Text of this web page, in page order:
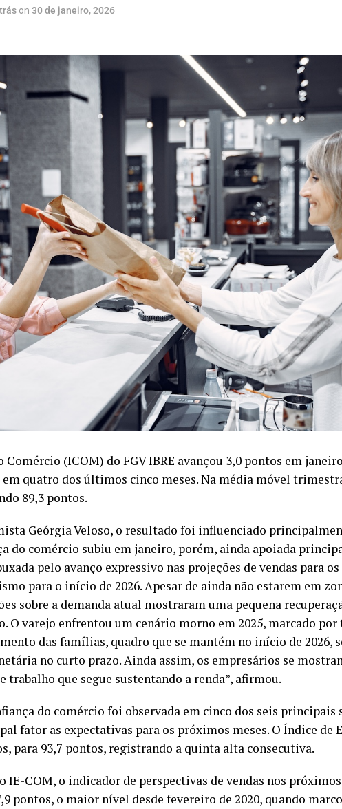
on 30 de janeiro, 2026
Comércio (ICOM) do FGV IBRE avançou 3,0 pontos em
quatro dos últimos cinco meses. Na média móvel
89,3 pontos.
Geórgia Veloso, o resultado foi influenciado
do comércio subiu em janeiro, porém, ainda apoiada
pelo avanço expressivo nas projeções de vendas para
para o início de 2026. Apesar de ainda não estarem em
sobre a demanda atual mostraram uma pequena
O varejo enfrentou um cenário morno em 2025, marcado por
das famílias, quadro que se mantém no início de 2026,
no curto prazo. Ainda assim, os empresários se
trabalho que segue sustentando a renda”, afirmou.
do comércio foi observada em cinco dos seis principais
fator as expectativas para os próximos meses. O Índice de
para 93,7 pontos, registrando a quinta alta consecutiva.
IE-COM, o indicador de perspectivas de vendas nos
pontos, o maior nível desde fevereiro de 2020, quando